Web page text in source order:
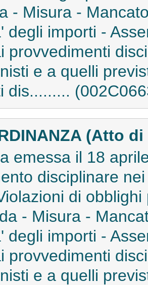
- Misura -
degli importi -
provvedimenti
e a quelli
dis.........
(Atto
emessa il 18
disciplinare
di
- Misura -
degli importi -
provvedimenti
e a quelli